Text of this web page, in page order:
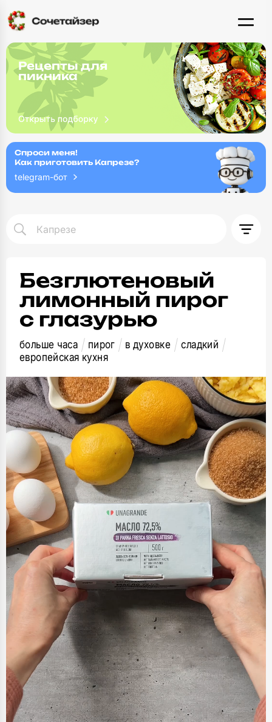
Рецепты для
пикника
Спроси меня!
Как приготовить Капрезе?
telegram-бот
Безглютеновый
лимонный пирог
с глазурью
больше часа пирог в духовке
сладкий
европейская кухня